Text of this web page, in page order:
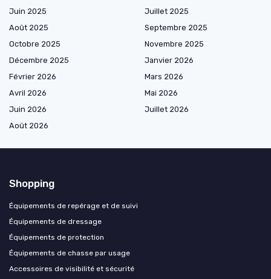
Juin 2025
Juillet 2025
Août 2025
Septembre 2025
Octobre 2025
Novembre 2025
Décembre 2025
Janvier 2026
Février 2026
Mars 2026
Avril 2026
Mai 2026
Juin 2026
Juillet 2026
Août 2026
Shopping
Équipements de repérage et de suivi
Équipements de dressage
Équipements de protection
Équipements de chasse par usage
Accessoires de visibilité et sécurité